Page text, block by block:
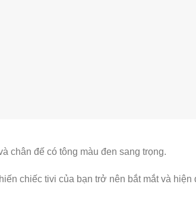
chân đế có tông màu đen sang trọng.